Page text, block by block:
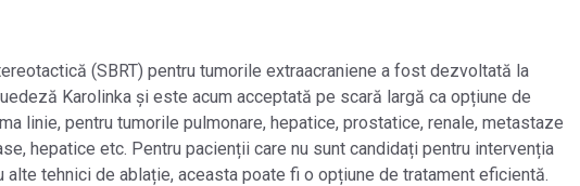
(SBRT) pentru tumorile extraacraniene a fost dezvoltată la
Karolinka și este acum acceptată pe scară largă ca opțiune de
linie, pentru tumorile pulmonare, hepatice, prostatice, renale, metastaze
hepatice etc. Pentru pacienții care nu sunt candidați pentru intervenția
alte tehnici de ablație, aceasta poate fi o opțiune de tratament eficientă.